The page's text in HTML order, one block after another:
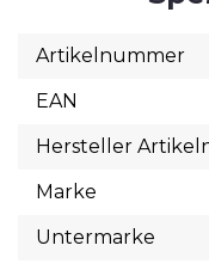
Artikelnummer
EAN
Hersteller
Marke
Untermarke